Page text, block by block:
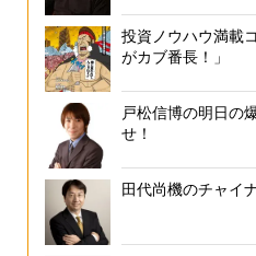
投資ノウハウ満載
がカブ番長！」
戸松信博の明日の
せ！
田代尚機のチャイ